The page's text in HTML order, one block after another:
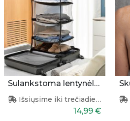
Sulankstoma lentynėlė lagaminui
Išsiųsime iki trečiadienio
14,99 €